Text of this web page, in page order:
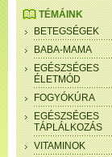
TÉMÁINK
BETEGSÉGEK
BABA-MAMA
EGÉSZSÉGES
ÉLETMÓD
FOGYÓKÚRA
EGÉSZSÉGES
TÁPLÁLKOZÁS
VITAMINOK